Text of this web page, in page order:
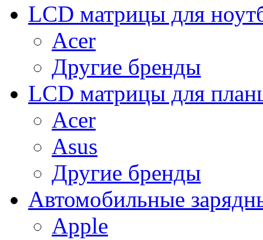
LCD матрицы для
Acer
Другие бренды
LCD матрицы для
Acer
Asus
Другие бренды
Автомобильные
Apple